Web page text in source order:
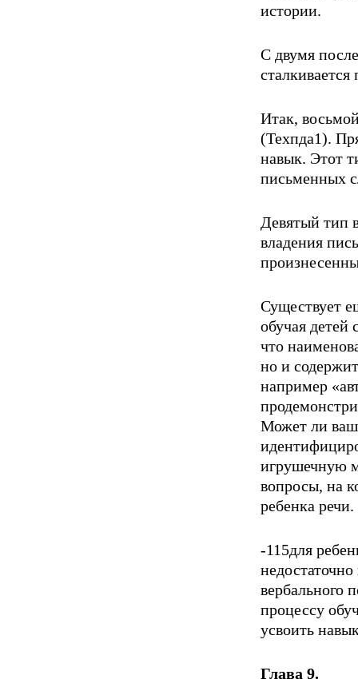
истории.
С двумя
Итак,
(Техпда1).
навык. Этот
письменных
Девятый тип
владения
Существует
обучая детей
что
но и
например
Может ли ваш
игрушечную
вопросы, на
ребенка
-115­для
вербального
процессу
усвоить
Глава 9.